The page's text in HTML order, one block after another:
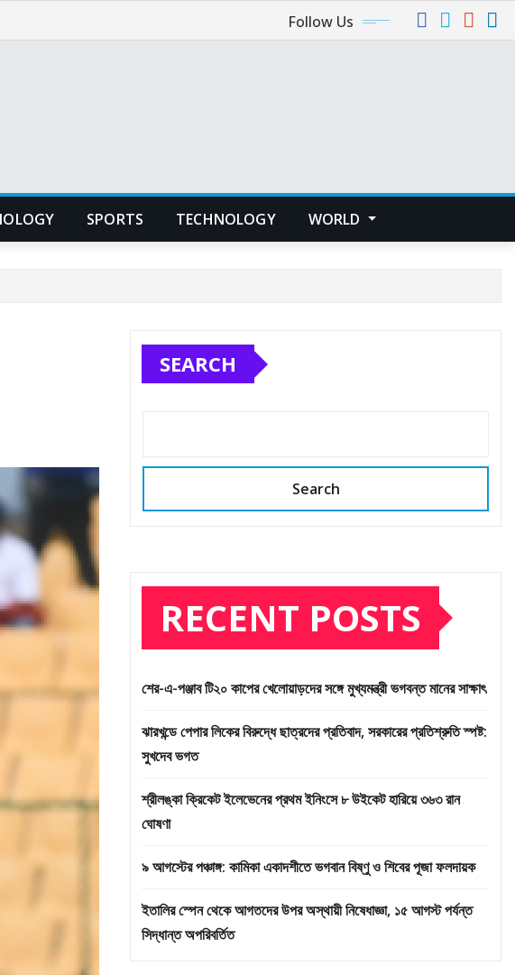
Follow Us
SPORTS TECHNOLOGY WORLD
SEARCH
Search
RECENT POSTS
শের-এ-পঞ্জাব টি২০ কাপের খেলোয়াড়দের সঙ্গে মুখ্যমন্ত্রী ভগবন্ত মানের সাক্ষাৎ
ঝারখন্ডে পেপার লিকের বিরুদ্ধে ছাত্রদের প্রতিবাদ, সরকারের প্রতিশ্রুতি স্পষ্ট:
সুখদেব ভগত
শ্রীলঙ্কা ক্রিকেট ইলেভেনের প্রথম ইনিংসে ৮ উইকেট হারিয়ে ৩৬৩ রান
ঘোষণা
৯ আগস্টের পঞ্চাঙ্গ: কামিকা একাদশীতে ভগবান বিষ্ণু ও শিবের পূজা ফলদায়ক
ইতালির স্পেন থেকে আগতদের উপর অস্থায়ী নিষেধাজ্ঞা, ১৫ আগস্ট পর্যন্ত
সিদ্ধান্ত অপরিবর্তিত